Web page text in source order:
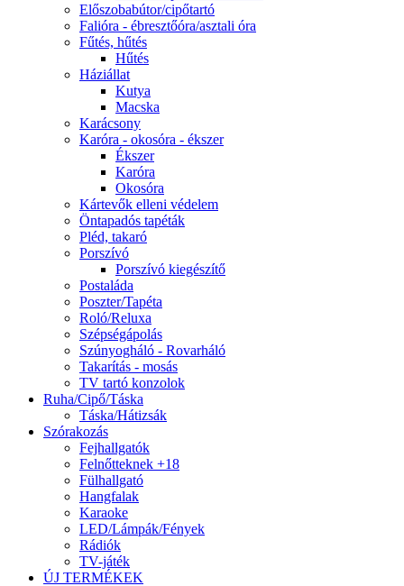
Előszobabútor/cipőtartó
Falióra - ébresztőóra/asztali óra
Fűtés, hűtés
Hűtés
Háziállat
Kutya
Macska
Karácsony
Karóra - okosóra - ékszer
Ékszer
Karóra
Okosóra
Kártevők elleni védelem
Öntapadós tapéták
Pléd, takaró
Porszívó
Porszívó kiegészítő
Postaláda
Poszter/Tapéta
Roló/Reluxa
Szépségápolás
Szúnyogháló - Rovarháló
Takarítás - mosás
TV tartó konzolok
Ruha/Cipő/Táska
Táska/Hátizsák
Szórakozás
Fejhallgatók
Felnőtteknek +18
Fülhallgató
Hangfalak
Karaoke
LED/Lámpák/Fények
Rádiók
TV-játék
ÚJ TERMÉKEK